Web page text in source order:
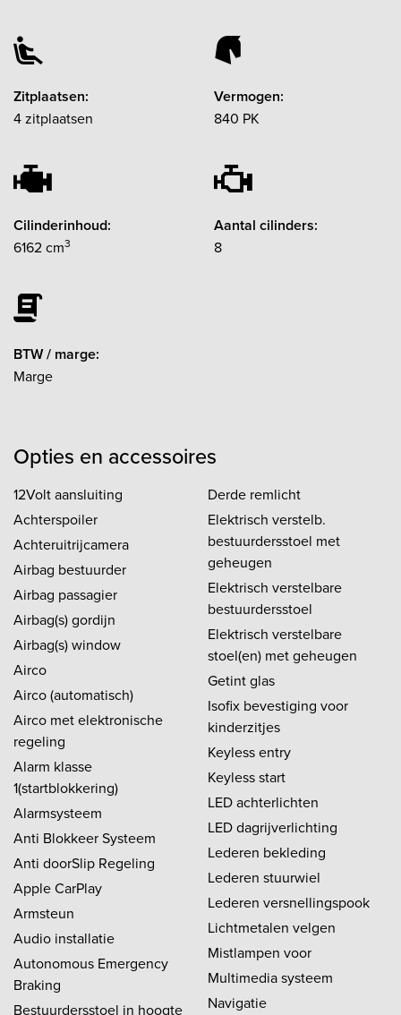
Zitplaatsen:
4 zitplaatsen
Vermogen:
840 PK
Cilinderinhoud:
6162 cm3
Aantal cilinders:
8
BTW / marge:
Marge
Opties en accessoires
12Volt aansluiting
Achterspoiler
Achteruitrijcamera
Airbag bestuurder
Airbag passagier
Airbag(s) gordijn
Airbag(s) window
Airco
Airco (automatisch)
Airco met elektronische
regeling
Alarm klasse
1(startblokkering)
Alarmsysteem
Anti Blokkeer Systeem
Anti doorSlip Regeling
Apple CarPlay
Armsteun
Audio installatie
Autonomous Emergency
Braking
Bestuurdersstoel in hoogte
Derde remlicht
Elektrisch verstelb.
bestuurdersstoel met
geheugen
Elektrisch verstelbare
bestuurdersstoel
Elektrisch verstelbare
stoel(en) met geheugen
Getint glas
Isofix bevestiging voor
kinderzitjes
Keyless entry
Keyless start
LED achterlichten
LED dagrijverlichting
Lederen bekleding
Lederen stuurwiel
Lederen versnellingspook
Lichtmetalen velgen
Mistlampen voor
Multimedia systeem
Navigatie